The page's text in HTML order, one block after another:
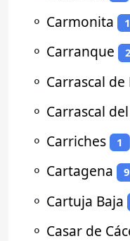
⚬ Carmonita 1
⚬ Carranque 2
⚬ Carrascal
⚬ Carrascal
⚬ Carriches 1
⚬ Cartagena 9
⚬ Cartuja Baja
⚬ Casar de